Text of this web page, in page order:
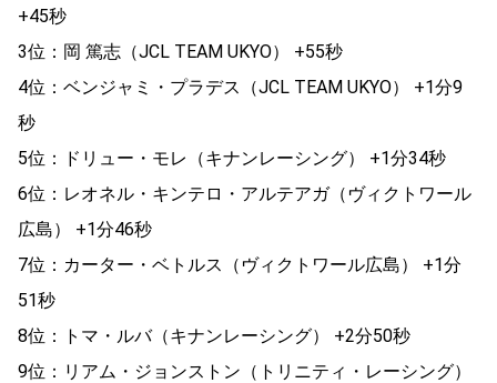
+45秒
3位：岡 篤志（JCL TEAM UKYO） +55秒
4位：ベンジャミ・プラデス（JCL TEAM UKYO） +1分9
秒
5位：ドリュー・モレ（キナンレーシング） +1分34秒
6位：レオネル・キンテロ・アルテアガ（ヴィクトワール
広島） +1分46秒
7位：カーター・ベトルス（ヴィクトワール広島） +1分
51秒
8位：トマ・ルバ（キナンレーシング） +2分50秒
9位：リアム・ジョンストン（トリニティ・レーシング）